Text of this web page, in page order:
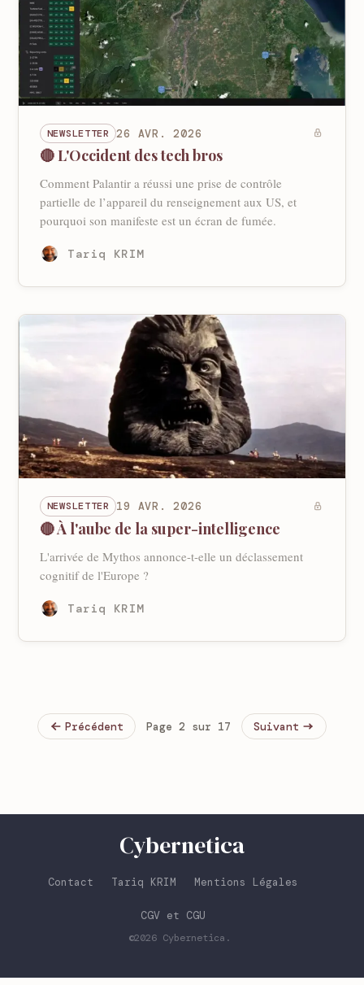
NEWSLETTER 26 AVR. 2026
🔴 L'Occident des tech bros
Comment Palantir a réussi une prise de contrôle
partielle de l’appareil du renseignement aux US, et
pourquoi son manifeste est un écran de fumée.
Tariq KRIM
NEWSLETTER 19 AVR. 2026
🔴 À l'aube de la super-intelligence
L'arrivée de Mythos annonce-t-elle un déclassement
cognitif de l'Europe ?
Tariq KRIM
Précédent Page 2 sur 17 Suivant
Cybernetica
Contact Tariq KRIM Mentions Légales
CGV et CGU
©2026 Cybernetica .